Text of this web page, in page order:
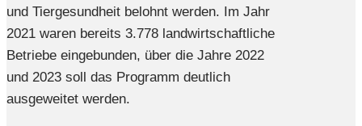
und Tiergesundheit belohnt werden. Im Jahr
2021 waren bereits 3.778 landwirtschaftliche
Betriebe eingebunden, über die Jahre 2022
und 2023 soll das Programm deutlich
ausgeweitet werden.